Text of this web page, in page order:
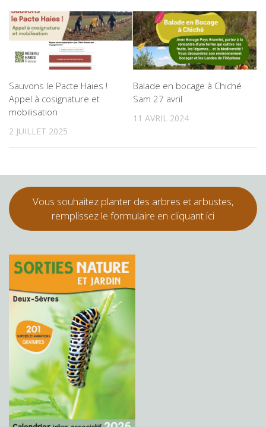
Sauvons le Pacte Haies !
Appel à cosignature et
mobilisation
2 JUILLET 2025
Balade en bocage à Chiché
Sam 27 avril
11 AVRIL 2024
Vous souhaitez planter des arbres et arbustes,
remplissez le formulaire en cliquant ici